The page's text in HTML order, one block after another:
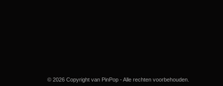
© 2026 Copyright van PinPop - Alle rechten voorbehouden.